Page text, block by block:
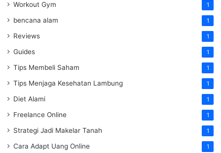
Workout Gym 1
bencana alam 1
Reviews 1
Guides 1
Tips Membeli Saham 1
Tips Menjaga Kesehatan Lambung 1
Diet Alami 1
Freelance Online 1
Strategi Jadi Makelar Tanah 1
Cara Adapt Uang Online 1